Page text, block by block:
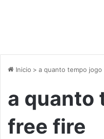
Inicio > a quanto tempo
a quanto
free fire